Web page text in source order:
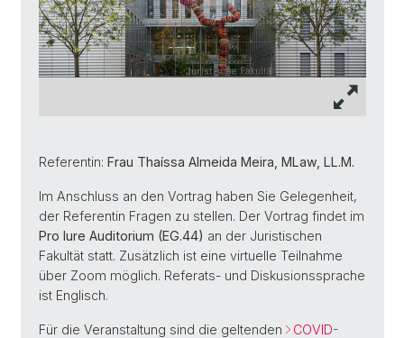
Referentin: Frau Thaíssa Almeida Meira, MLaw, LL.M.
Im Anschluss an den Vortrag haben Sie Gelegenheit,
der Referentin Fragen zu stellen. Der Vortrag findet im
Pro Iure Auditorium (EG.44) an der Juristischen
Fakultät statt. Zusätzlich ist eine virtuelle Teilnahme
über Zoom möglich. Referats- und Diskusionssprache
ist Englisch.
Für die Veranstaltung sind die geltenden
COVID-